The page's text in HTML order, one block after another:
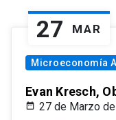
27 MAR
Microeconomía
Evan Kresch,
27 de Marzo